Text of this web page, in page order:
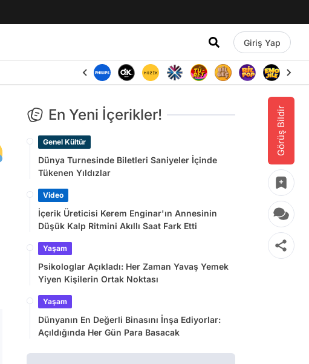
Giriş Yap
Görüş Bildir
En Yeni İçerikler!
Genel Kültür
Dünya Turnesinde Biletleri Saniyeler İçinde
Tükenen Yıldızlar
Video
İçerik Üreticisi Kerem Enginar'ın Annesinin
Düşük Kalp Ritmini Akıllı Saat Fark Etti
Yaşam
Psikologlar Açıkladı: Her Zaman Yavaş Yemek
Yiyen Kişilerin Ortak Noktası
Yaşam
Dünyanın En Değerli Binasını İnşa Ediyorlar:
Açıldığında Her Gün Para Basacak